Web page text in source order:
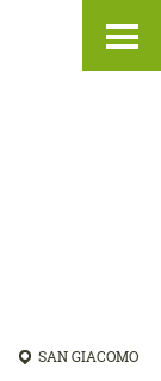
SAN GIACOMO